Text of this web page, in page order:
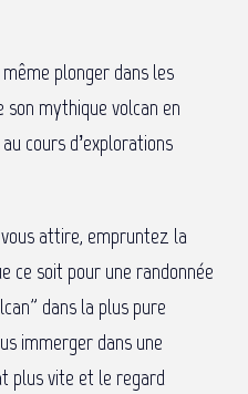
plonger dans les
mythique volcan en
cours d’explorations
attire, empruntez la
ce soit pour une randonnée
dans la plus pure
immerger dans une
plus vite et le regard